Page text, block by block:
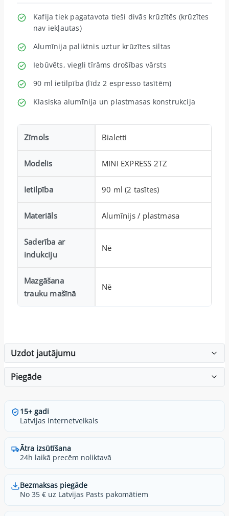
Kafija tiek pagatavota tieši divās krūzītēs (krūzītes
nav iekļautas)
Alumīnija paliktnis uztur krūzītes siltas
Iebūvēts, viegli tīrāms drošības vārsts
90 ml ietilpība (līdz 2 espresso tasītēm)
Klasiska alumīnija un plastmasas konstrukcija
Zīmols Bialetti
Modelis MINI EXPRESS 2TZ
Ietilpība 90 ml (2 tasītes)
Materiāls Alumīnijs / plastmasa
Saderība ar
indukciju
Nē
Mazgāšana
trauku mašīnā
Nē
Uzdot jautājumu
Piegāde
15+ gadi
Latvijas internetveikals
Ātra izsūtīšana
24h laikā precēm noliktavā
Bezmaksas piegāde
No 35 € uz Latvijas Pasts pakomātiem